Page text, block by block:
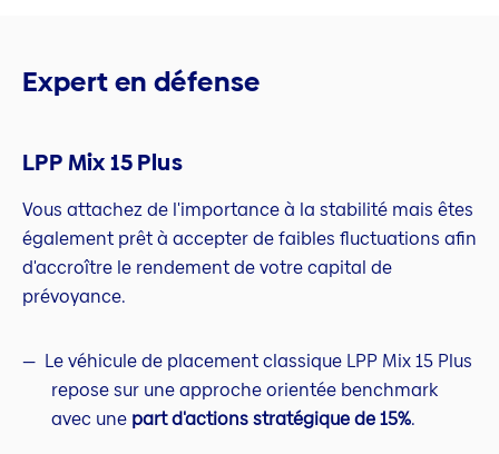
Expert en défense
LPP Mix 15 Plus
Vous attachez de l'importance à la stabilité mais êtes
également prêt à accepter de faibles fluctuations afin
d'accroître le rendement de votre capital de
prévoyance.
Le véhicule de placement classique LPP Mix 15 Plus
repose sur une approche orientée benchmark
avec une part d'actions stratégique de 15%.